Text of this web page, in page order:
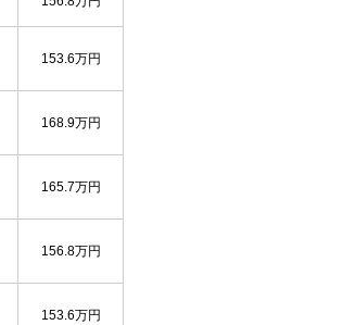
153.6万円
168.9万円
165.7万円
156.8万円
153.6万円